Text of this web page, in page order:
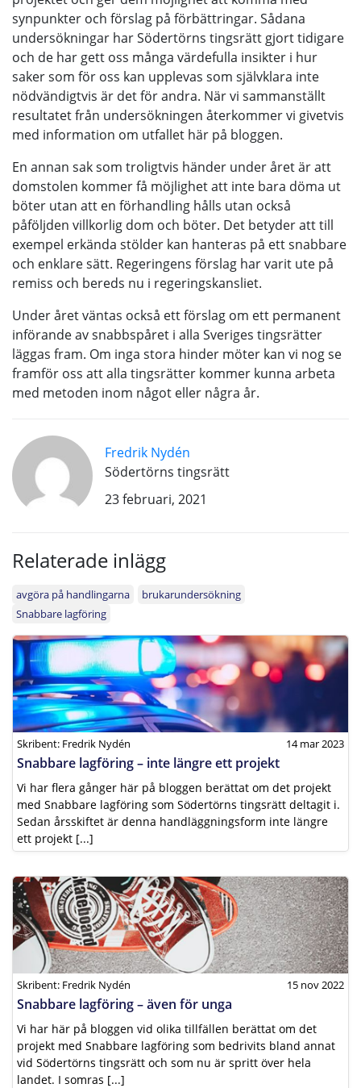
synpunkter och förslag på förbättringar. Sådana
undersökningar har Södertörns tingsrätt gjort tidigare
och de har gett oss många värdefulla insikter i hur
saker som för oss kan upplevas som självklara inte
nödvändigtvis är det för andra. När vi sammanställt
resultatet från undersökningen återkommer vi givetvis
med information om utfallet här på bloggen.
En annan sak som troligtvis händer under året är att
domstolen kommer få möjlighet att inte bara döma ut
böter utan att en förhandling hålls utan också
påföljden villkorlig dom och böter. Det betyder att till
exempel erkända stölder kan hanteras på ett snabbare
och enklare sätt. Regeringens förslag har varit ute på
remiss och bereds nu i regeringskansliet.
Under året väntas också ett förslag om ett permanent
införande av snabbspåret i alla Sveriges tingsrätter
läggas fram. Om inga stora hinder möter kan vi nog se
framför oss att alla tingsrätter kommer kunna arbeta
med metoden inom något eller några år.
Fredrik Nydén
Södertörns tingsrätt
23 februari, 2021
Relaterade inlägg
avgöra på handlingarna
brukarundersökning
Snabbare lagföring
Skribent: Fredrik Nydén 14 mar 2023
Snabbare lagföring – inte längre ett projekt
Vi har flera gånger här på bloggen berättat om det projekt
med Snabbare lagföring som Södertörns tingsrätt deltagit i.
Sedan årsskiftet är denna handläggningsform inte längre
ett projekt [...]
Skribent: Fredrik Nydén 15 nov 2022
Snabbare lagföring – även för unga
Vi har här på bloggen vid olika tillfällen berättat om det
projekt med Snabbare lagföring som bedrivits bland annat
vid Södertörns tingsrätt och som nu är spritt över hela
landet. I somras [...]